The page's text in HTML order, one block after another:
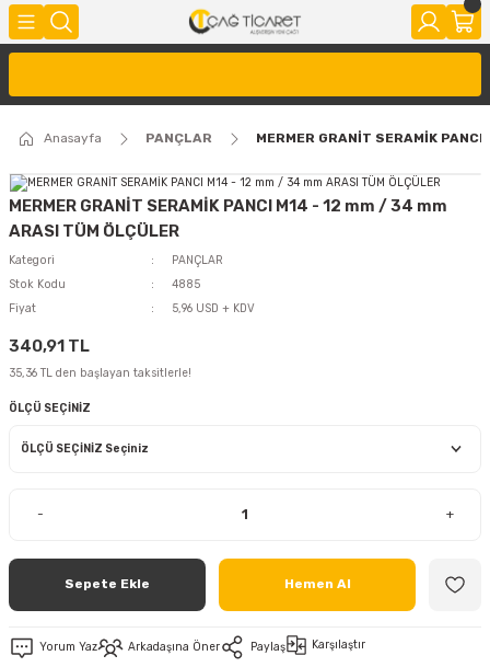
Anasayfa PANÇLAR MERMER GRANİT SERAMİK
MERMER GRANİT SERAMİK PANCI M14 - 12 mm / 34 mm
ARASI TÜM ÖLÇÜLER
Kategori
PANÇLAR
Stok Kodu
4885
Fiyat
5,96 USD + KDV
340,91 TL
35,36 TL den başlayan taksitlerle!
ÖLÇÜ SEÇİNİZ
- +
Sepete Ekle Hemen Al
Yorum Yaz Arkadaşına Öner Paylaş Karşılaştır